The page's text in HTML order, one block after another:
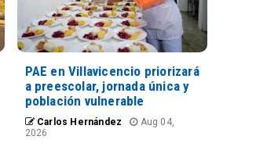
PAE en Villavicencio priorizará
a preescolar, jornada única y
población vulnerable
Carlos Hernández
Aug 04,
2026